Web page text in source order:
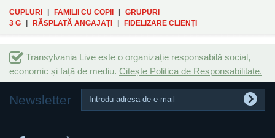
CUPLURI | FAMILII CU COPII | GRUPURI
3 G
| RĂSPLATĂ ANGAJAȚI | FIDELIZARE CLIENȚI
Transylvania Live este o organizație responsabilă social,
economic și față de mediu. Citește Politica de Responsabilitate.
Newsletter